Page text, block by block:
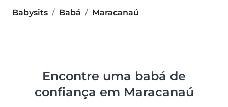
Babysits Babá Maracanaú
Encontre uma babá de
confiança em Maracanaú